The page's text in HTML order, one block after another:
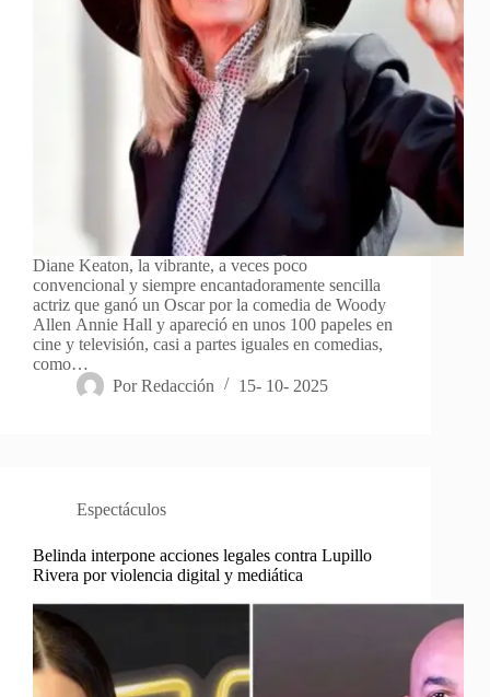
Diane Keaton, la vibrante, a veces poco
convencional y siempre encantadoramente sencilla
actriz que ganó un Oscar por la comedia de Woody
Allen Annie Hall y apareció en unos 100 papeles en
cine y televisión, casi a partes iguales en comedias,
como…
Por Redacción 15- 10- 2025
Espectáculos
Belinda interpone acciones legales contra Lupillo
Rivera por violencia digital y mediática